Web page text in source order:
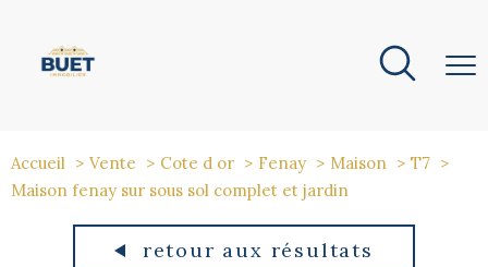
Accueil Vente Cote d or Fenay Maison
T7
Maison fenay sur sous sol complet et jardin
retour aux résultats